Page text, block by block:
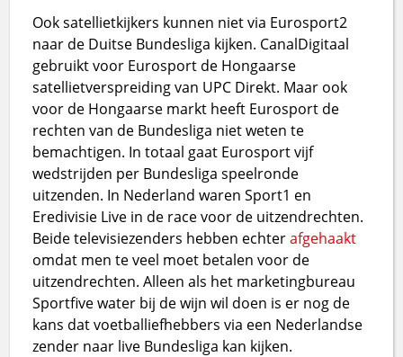
Ook satellietkijkers kunnen niet via Eurosport2
naar de Duitse Bundesliga kijken. CanalDigitaal
gebruikt voor Eurosport de Hongaarse
satellietverspreiding van UPC Direkt. Maar ook
voor de Hongaarse markt heeft Eurosport de
rechten van de Bundesliga niet weten te
bemachtigen. In totaal gaat Eurosport vijf
wedstrijden per Bundesliga speelronde
uitzenden. In Nederland waren Sport1 en
Eredivisie Live in de race voor de uitzendrechten.
Beide televisiezenders hebben echterafgehaakt
omdat men te veel moet betalen voor de
uitzendrechten. Alleen als het marketingbureau
Sportfive water bij de wijn wil doen is er nog de
kans dat voetballiefhebbers via een Nederlandse
zender naar live Bundesliga kan kijken.